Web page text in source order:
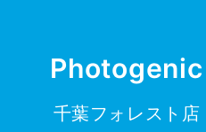
Photogenic
千葉フォレスト店